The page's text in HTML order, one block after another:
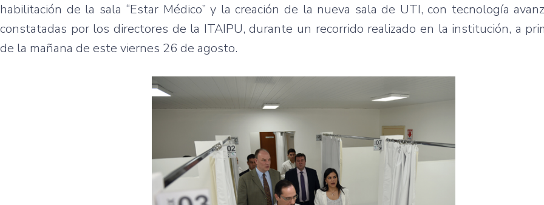
habilitación de la sala “Estar Médico” y la creación de la nueva sala de UTI, con tecnología
constatadas por los directores de la ITAIPU, durante un recorrido realizado en la institución, a
de la mañana de este viernes 26 de agosto.